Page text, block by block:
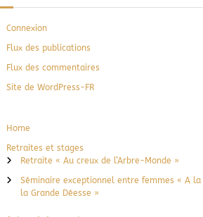
Connexion
Flux des publications
Flux des commentaires
Site de WordPress-FR
Home
Retraites et stages
Retraite « Au creux de l’Arbre-Monde »
Séminaire exceptionnel entre femmes « A
la Grande Déesse »